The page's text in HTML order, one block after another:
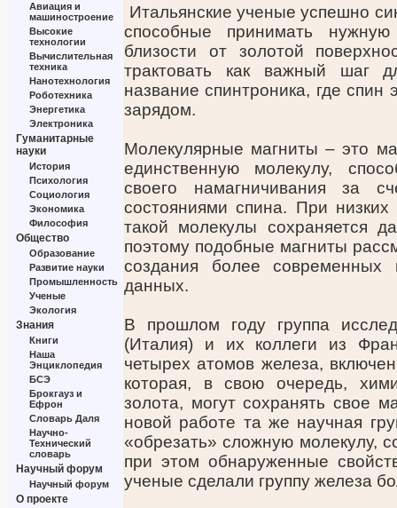
Авиация и
машиностроение
Высокие
технологии
Вычислительная
техника
Нанотехнология
Роботехника
Энергетика
Электроника
Гуманитарные
науки
История
Психология
Социология
Экономика
Философия
Общество
Образование
Развитие науки
Промышленность
Ученые
Экология
Знания
Книги
Наша
Энциклопедия
БСЭ
Брокгауз и
Ефрон
Словарь Даля
Научно-
Технический
словарь
Научный форум
Научный форум
О проекте
Итальянские ученые успешно
способные принимать
близости от золотой
трактовать как важный шаг
название спинтроника, где спин
зарядом.
Молекулярные магниты – это
единственную молекулу,
своего намагничивания за
состояниями спина. При низких
такой молекулы сохраняется
поэтому подобные магниты
создания более современных
данных.
В прошлом году группа
(Италия) и их коллеги из
четырех атомов железа,
которая, в свою очередь,
золота, могут сохранять свое
новой работе та же научная
«обрезать» сложную молекулу,
при этом обнаруженные
ученые сделали группу железа